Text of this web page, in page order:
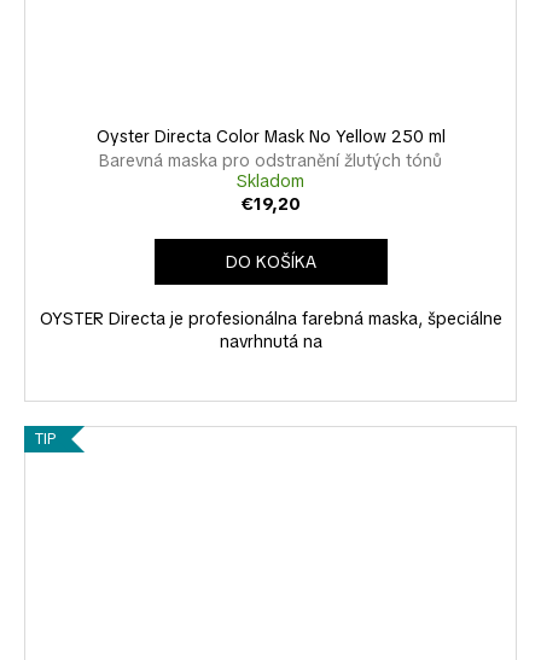
Oyster Directa Color Mask No Yellow 250 ml
Barevná maska pro odstranění žlutých tónů
Skladom
€19,20
DO KOŠÍKA
OYSTER Directa je profesionálna farebná maska, špeciálne
navrhnutá na
TIP